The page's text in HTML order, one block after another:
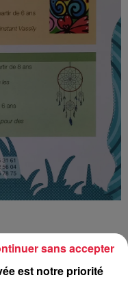
est notre priorité
sans accepter